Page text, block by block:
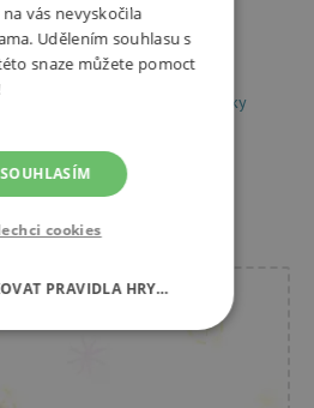
světy
Dřevěné kuchyňky
Hry a hračky pro předškoláky
vás nevyskočila
Udělením souhlasu s
snaze můžete pomoct
SOUHLASÍM
cookies
PRAVIDLA HRY…
NUTNÉ COOKIES